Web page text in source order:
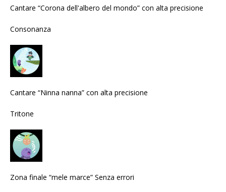
Cantare “Corona dell'albero del mondo” con alta precisione
Consonanza
Cantare “Ninna nanna” con alta precisione
Tritone
Zona finale “mele marce” Senza errori